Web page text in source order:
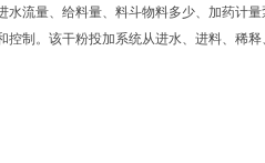
流量、给料量、料斗物料多少、加药计
制。该干粉投加系统从进水、进料、稀